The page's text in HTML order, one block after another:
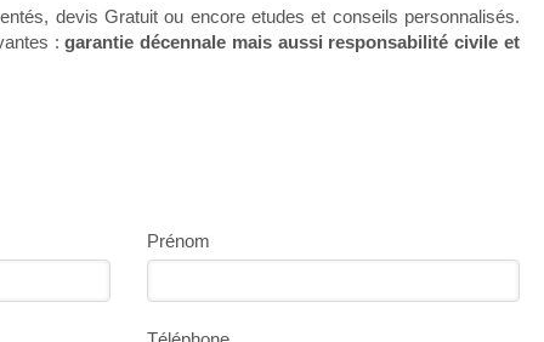
devis Gratuit ou encore etudes et conseils personnalisés.
:garantie décennale mais aussi responsabilité civile et
Prénom